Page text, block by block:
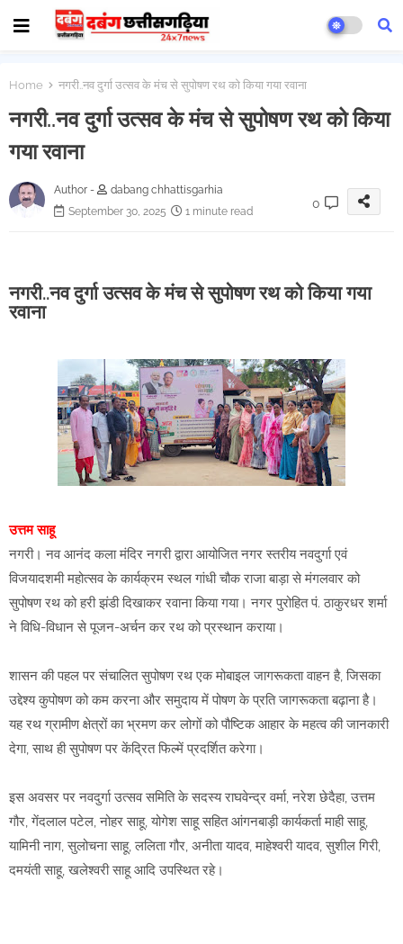
Home नगरी..नव दुर्गा उत्सव के मंच से सुपोषण रथ को किया गया रवाना
नगरी..नव दुर्गा उत्सव के मंच से सुपोषण रथ को किया
गया रवाना
Author -
dabang chhattisgarhia
September 30, 2025
1 minute read
0
नगरी..नव दुर्गा उत्सव के मंच से सुपोषण रथ को किया गया
रवाना
उत्तम साहू
नगरी। नव आनंद कला मंदिर नगरी द्वारा आयोजित नगर स्तरीय नवदुर्गा एवं
विजयादशमी महोत्सव के कार्यक्रम स्थल गांधी चौक राजा बाड़ा से मंगलवार को
सुपोषण रथ को हरी झंडी दिखाकर रवाना किया गया। नगर पुरोहित पं. ठाकुरधर शर्मा
ने विधि-विधान से पूजन-अर्चन कर रथ को प्रस्थान कराया।
शासन की पहल पर संचालित सुपोषण रथ एक मोबाइल जागरूकता वाहन है, जिसका
उद्देश्य कुपोषण को कम करना और समुदाय में पोषण के प्रति जागरूकता बढ़ाना है।
यह रथ ग्रामीण क्षेत्रों का भ्रमण कर लोगों को पौष्टिक आहार के महत्व की जानकारी
देगा, साथ ही सुपोषण पर केंद्रित फिल्में प्रदर्शित करेगा।
इस अवसर पर नवदुर्गा उत्सव समिति के सदस्य राघवेन्द्र वर्मा, नरेश छेदैहा, उत्तम
गौर, गेंदलाल पटेल, नोहर साहू, योगेश साहू सहित आंगनबाड़ी कार्यकर्ता माही साहू,
यामिनी नाग, सुलोचना साहू, ललिता गौर, अनीता यादव, माहेश्वरी यादव, सुशील गिरी,
दमयंती साहू, खलेश्वरी साहू आदि उपस्थित रहे।